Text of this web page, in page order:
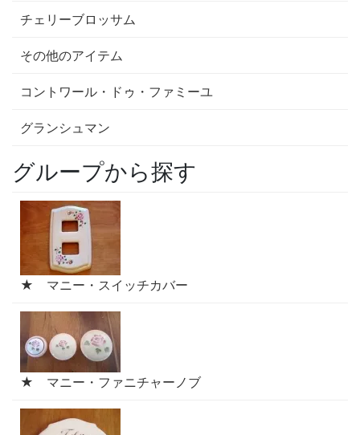
チェリーブロッサム
その他のアイテム
コントワール・ドゥ・ファミーユ
グランシュマン
グループから探す
★ マニー・スイッチカバー
★ マニー・ファニチャーノブ